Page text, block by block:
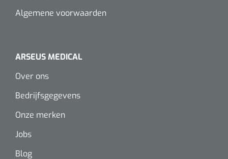
Algemene voorwaarden
ARSEUS MEDICAL
Over ons
Bedrijfsgegevens
Onze merken
Jobs
Blog